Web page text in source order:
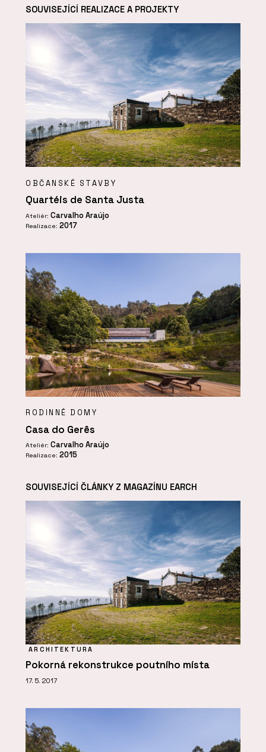
SOUVISEJÍCÍ REALIZACE A PROJEKTY
OBČANSKÉ STAVBY
Quartéis de Santa Justa
Ateliér: Carvalho Araújo
Realizace: 2017
RODINNÉ DOMY
Casa do Gerês
Ateliér: Carvalho Araújo
Realizace: 2015
SOUVISEJÍCÍ ČLÁNKY Z MAGAZÍNU EARCH
ARCHITEKTURA
Pokorná rekonstrukce poutního místa
17. 5. 2017